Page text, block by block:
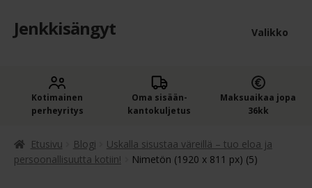
Siirry
navigointiin
Siirry
sisältöön
Jenkkisängyt Valikko
Jenkkisängyt
Oheistuotteet
Kotimainen
perheyritys
Oma sisään­
kantokuljetus
Maksuaikaa jopa
36kk
Etusivu Blogi
Uskalla sisustaa väreillä – tuo eloa ja
persoonallisuutta kotiin!
Nimetön (1920 x 811 px) (5)